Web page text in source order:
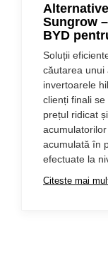
Sungrow
BYD
Soluții
căutarea unui
invertoarele
clienți finali
prețul ridicat
acumulată în
efectuate la
Citeste mai